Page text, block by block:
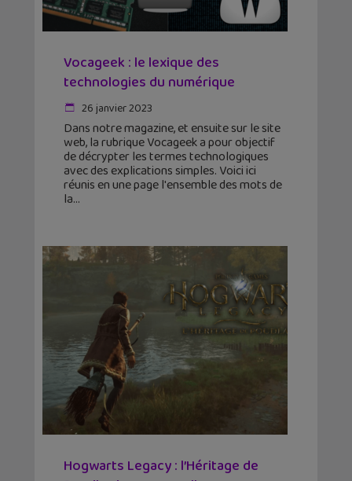
Vocageek : le lexique des
technologies du numérique
26 janvier 2023
Dans notre magazine, et ensuite sur le site
web, la rubrique Vocageek a pour objectif
de décrypter les termes technologiques
avec des explications simples. Voici ici
réunis en une page l'ensemble des mots de
la
Hogwarts Legacy : l’Héritage de